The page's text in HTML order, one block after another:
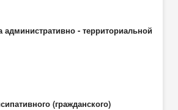
административно - территориальной
(гражданского)